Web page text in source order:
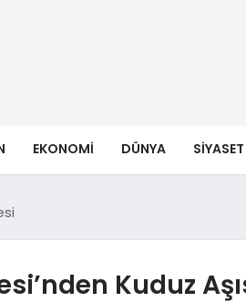
EKONOMI DÜNYA SIYASET
Kuduz